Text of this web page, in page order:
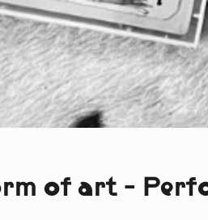
of art -